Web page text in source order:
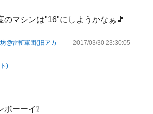
のマシンは"16"にしようかなぁ🎵
@雷斬軍団(旧アカ
)
2017/03/30 23:30:05
ボーーイ❕